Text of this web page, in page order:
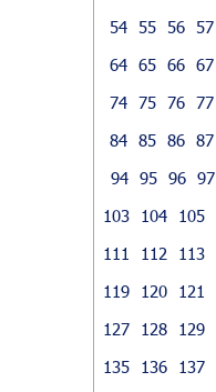
54 55 56 57
64 65 66 67
74 75 76 77
84 85 86 87
94 95 96 97
103
104 105
111
112 113
119
120 121
127
128 129
135
136 137